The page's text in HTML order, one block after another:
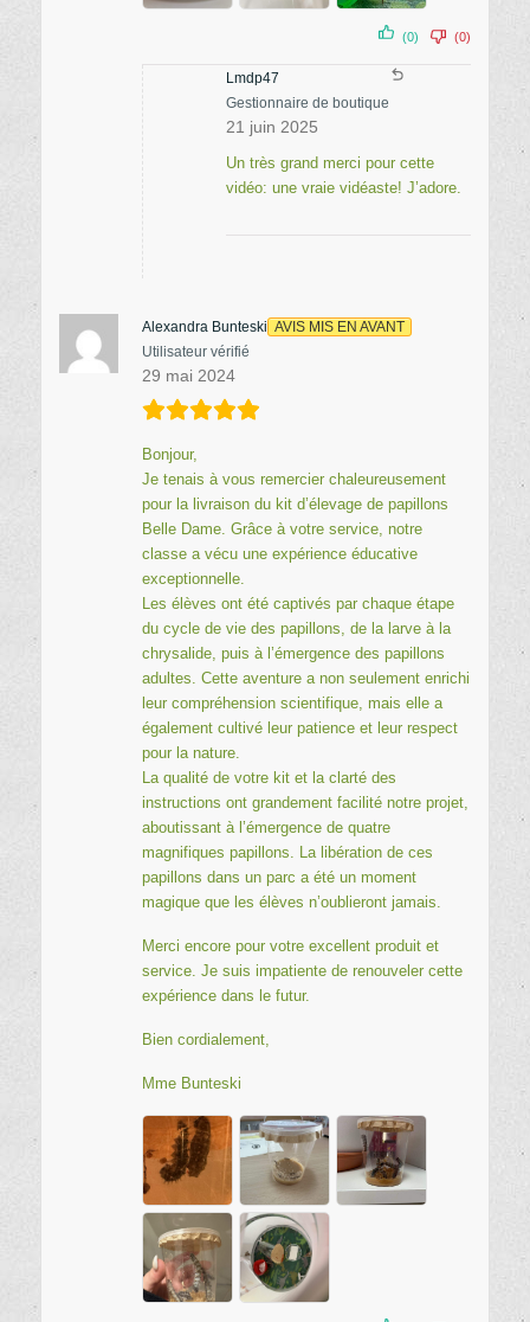
(0) (0)
Lmdp47
Gestionnaire de boutique
21 juin 2025
Un très grand merci pour cette
vidéo: une vraie vidéaste! J’adore.
Alexandra Bunteski
Utilisateur vérifié
AVIS MIS EN AVANT
29 mai 2024
Bonjour,
Je tenais à vous remercier chaleureusement
pour la livraison du kit d’élevage de papillons
Belle Dame. Grâce à votre service, notre
classe a vécu une expérience éducative
exceptionnelle.
Les élèves ont été captivés par chaque étape
du cycle de vie des papillons, de la larve à la
chrysalide, puis à l’émergence des papillons
adultes. Cette aventure a non seulement enrichi
leur compréhension scientifique, mais elle a
également cultivé leur patience et leur respect
pour la nature.
La qualité de votre kit et la clarté des
instructions ont grandement facilité notre projet,
aboutissant à l’émergence de quatre
magnifiques papillons. La libération de ces
papillons dans un parc a été un moment
magique que les élèves n’oublieront jamais.
Merci encore pour votre excellent produit et
service. Je suis impatiente de renouveler cette
expérience dans le futur.
Bien cordialement,
Mme Bunteski